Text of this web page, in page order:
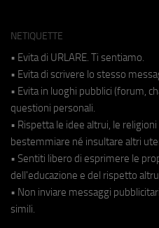
NETIQUETTE
• Evita di URLARE. Ti sentiamo.
• Evita di scrivere lo stesso
• Evita in luoghi pubblici (forum,
questioni personali.
• Rispetta le idee altrui, le
bestemmiare né insultare altri
• Sentiti libero di esprimere le
dell'educazione e del rispetto
• Non inviare messaggi
simili.